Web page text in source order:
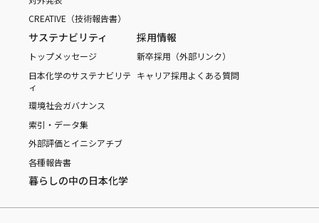
CREATIVE（技術報告書）
サステナビリティ
トップメッセージ
日本化学のサステナビリテ
ィ
環境社会ガバナンス
索引・データ集
外部評価とイニシアチブ
各種報告書
採用情報
新卒採用（外部リンク）
キャリア採用よくある質問
暮らしの中の日本化学